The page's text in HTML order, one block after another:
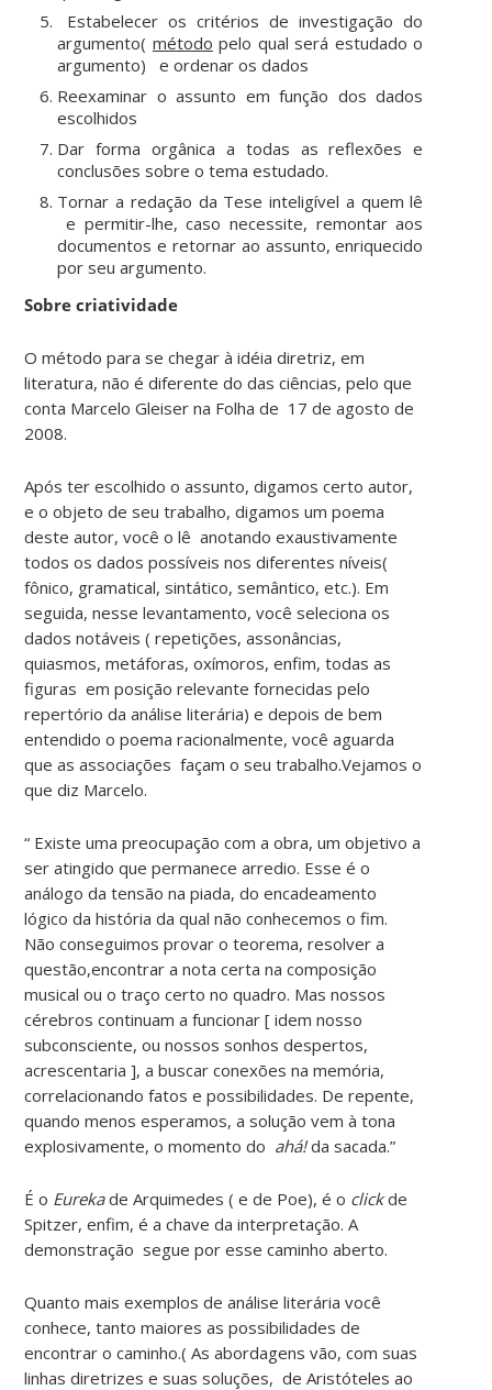
Estabelecer os critérios de investigação do
argumento( método pelo qual será estudado o
argumento) e ordenar os dados
Reexaminar o assunto em função dos dados
escolhidos
Dar forma orgânica a todas as reflexões e
conclusões sobre o tema estudado.
Tornar a redação da Tese inteligível a quem lê
e permitir-lhe, caso necessite, remontar aos
documentos e retornar ao assunto, enriquecido
por seu argumento.
Sobre criatividade
O método para se chegar à idéia diretriz, em
literatura, não é diferente do das ciências, pelo que
conta Marcelo Gleiser na Folha de 17 de agosto de
2008.
Após ter escolhido o assunto, digamos certo autor,
e o objeto de seu trabalho, digamos um poema
deste autor, você o lê anotando exaustivamente
todos os dados possíveis nos diferentes níveis(
fônico, gramatical, sintático, semântico, etc.). Em
seguida, nesse levantamento, você seleciona os
dados notáveis ( repetições, assonâncias,
quiasmos, metáforas, oxímoros, enfim, todas as
figuras em posição relevante fornecidas pelo
repertório da análise literária) e depois de bem
entendido o poema racionalmente, você aguarda
que as associações façam o seu trabalho.Vejamos o
que diz Marcelo.
“ Existe uma preocupação com a obra, um objetivo a
ser atingido que permanece arredio. Esse é o
análogo da tensão na piada, do encadeamento
lógico da história da qual não conhecemos o fim.
Não conseguimos provar o teorema, resolver a
questão,encontrar a nota certa na composição
musical ou o traço certo no quadro. Mas nossos
cérebros continuam a funcionar [ idem nosso
subconsciente, ou nossos sonhos despertos,
acrescentaria ], a buscar conexões na memória,
correlacionando fatos e possibilidades. De repente,
quando menos esperamos, a solução vem à tona
explosivamente, o momento do ahá!da sacada.”
É o Eurekade Arquimedes ( e de Poe), é o clickde
Spitzer, enfim, é a chave da interpretação. A
demonstração segue por esse caminho aberto.
Quanto mais exemplos de análise literária você
conhece, tanto maiores as possibilidades de
encontrar o caminho.( As abordagens vão, com suas
linhas diretrizes e suas soluções, de Aristóteles ao